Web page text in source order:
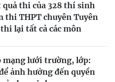
quả thi của 328 thí sinh
thi THPT chuyên Tuyên
lại tất cả các môn
mạng lưới trường, lớp:
ảnh hưởng đến quyền